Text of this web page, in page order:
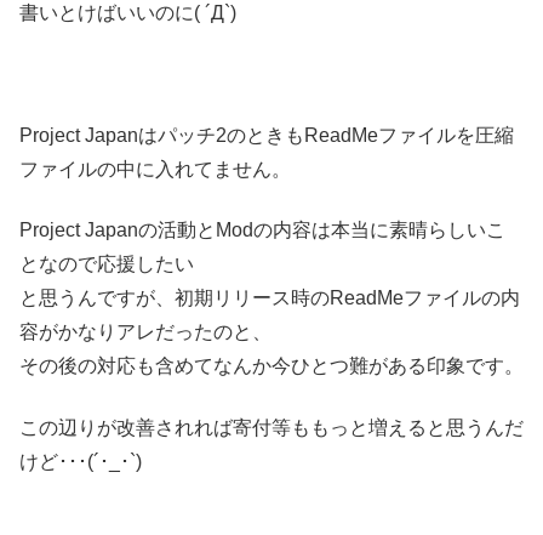
書いとけばいいのに( ´Д`)
Project Japanはパッチ2のときもReadMeファイルを圧縮
ファイルの中に入れてません。
Project Japanの活動とModの内容は本当に素晴らしいこ
となので応援したい
と思うんですが、初期リリース時のReadMeファイルの内
容がかなりアレだったのと、
その後の対応も含めてなんか今ひとつ難がある印象です。
この辺りが改善されれば寄付等ももっと増えると思うんだ
けど･･･(´･_･`)